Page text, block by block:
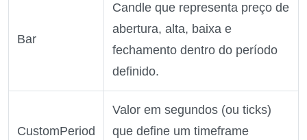
Bar
Candle que representa preço de
abertura, alta, baixa e
fechamento dentro do período
definido.
CustomPeriod
Valor em segundos (ou ticks)
que define um timeframe